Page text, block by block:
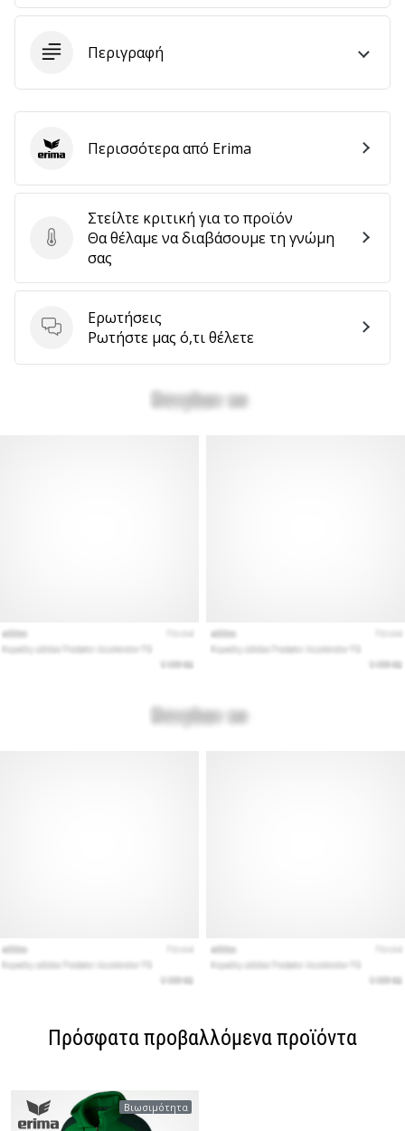
Περιγραφή
Στείλτε κριτική για το προϊόν
Στείλτε κριτική για το προϊόν
Θα θέλαμε να διαβάσουμε τη γνώμη
σας
Ερωτήσεις
Ερωτήσεις
Ρωτήστε μας ό,τι θέλετε
ErimaΠερισσότερα από Erima
Πρόσφατα προβαλλόμενα προϊόντα
Βιωσιμότητα